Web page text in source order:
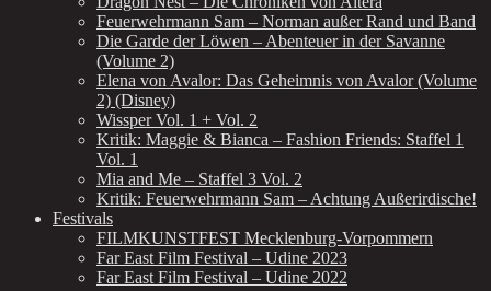
Feuerwehrmann Sam – Norman außer Rand und Band
Die Garde der Löwen – Abenteuer in der Savanne
(Volume 2)
Elena von Avalor: Das Geheimnis von Avalor (Volume
2) (Disney)
Wissper Vol. 1 + Vol. 2
Kritik: Maggie & Bianca – Fashion Friends: Staffel 1
Vol. 1
Mia and Me – Staffel 3 Vol. 2
Kritik: Feuerwehrmann Sam – Achtung Außerirdische!
Festivals
FILMKUNSTFEST Mecklenburg-Vorpommern
Far East Film Festival – Udine 2023
Far East Film Festival – Udine 2022